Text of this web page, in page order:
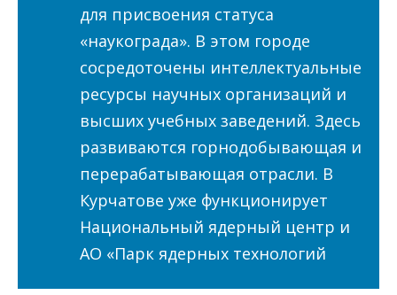
для присвоения статуса
«наукограда». В этом городе
сосредоточены интеллектуальные
ресурсы научных организаций и
высших учебных заведений. Здесь
развиваются горнодобывающая и
перерабатывающая отрасли. В
Курчатове уже функционирует
Национальный ядерный центр и
АО «Парк ядерных технологий